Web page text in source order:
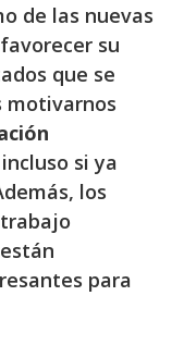
de las nuevas
su
que se
motivarnos
si ya
los
para